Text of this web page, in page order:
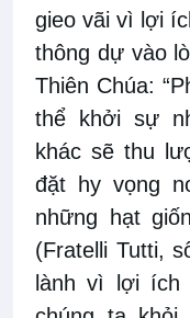
gieo vãi vì lợi
thông dự vào
Thiên Chúa:
thể khởi sự
khác sẽ thu
đặt hy vọng
những hạt
(Fratelli Tutti,
lành vì lợi ích